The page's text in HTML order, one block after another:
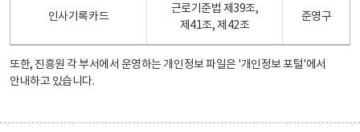
인사기록카드
근로기준법 제39조,
제41조, 제42조
준영구
또한, 진흥원 각 부서에서 운영하는 개인정보 파일은 '개인정보 포털'에서
안내하고 있습니다.